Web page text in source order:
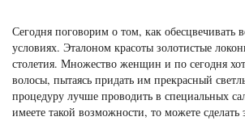
Сегодня поговорим о том, как обесцвечивать
условиях. Эталоном красоты золотистые
столетия. Множество женщин и по сегодня
волосы, пытаясь придать им прекрасный
процедуру лучше проводить в специальных
имеете такой возможности, то можете сделать